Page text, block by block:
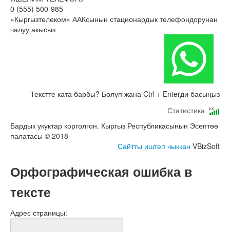
0 (555) 500-985
«Кыргызтелеком» ААКсынын стационардык телефондорунан
чалуу акысыз
Текстте ката барбы? Бөлүп жана Ctrl + Enterди басыңыз
Статистика
Бардык укуктар корголгон. Кыргыз Республикасынын Эсептөө
палатасы © 2018
Сайтты иштеп чыккан VBizSoft
Орфографическая ошибка в
тексте
Адрес страницы: